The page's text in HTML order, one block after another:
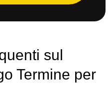
sul
Termine per